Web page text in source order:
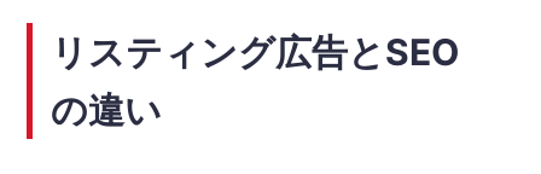
リスティング広告とSEO
の違い